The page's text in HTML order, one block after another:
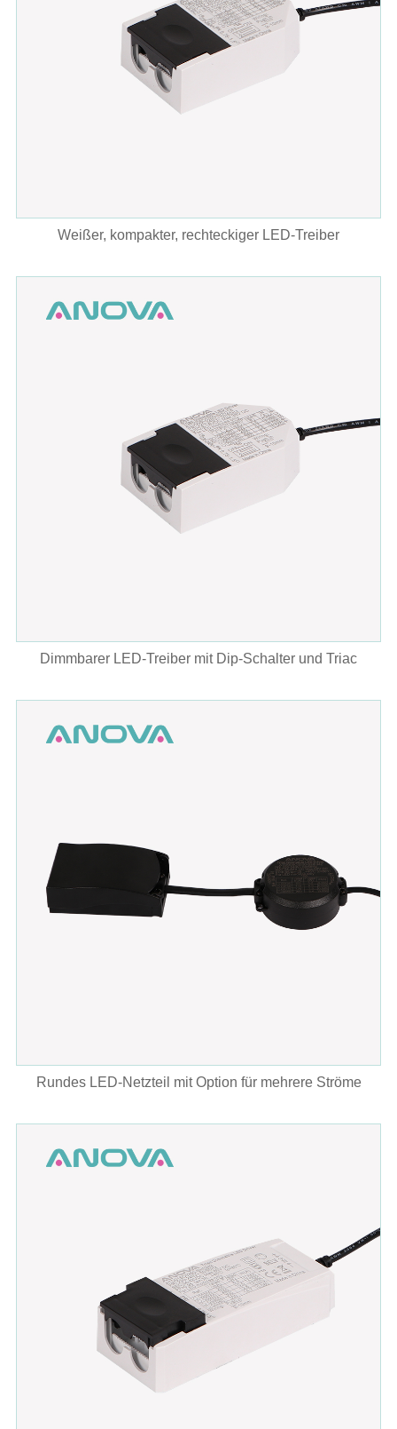
Weißer, kompakter, rechteckiger LED-Treiber
Dimmbarer LED-Treiber mit Dip-Schalter und Triac
Rundes LED-Netzteil mit Option für mehrere Ströme